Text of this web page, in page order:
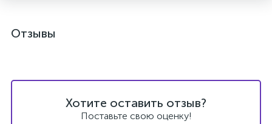
Отзывы
Хотите оставить отзыв?
Поставьте свою оценку!